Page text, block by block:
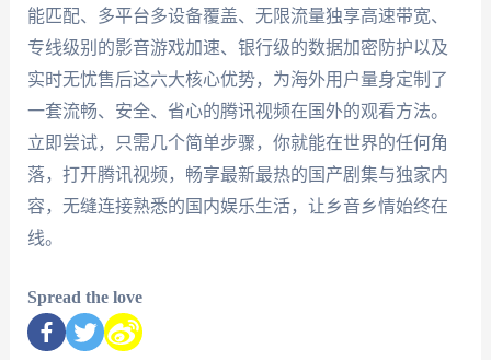
能匹配、多平台多设备覆盖、无限流量独享高速带宽、
专线级别的影音游戏加速、银行级的数据加密防护以及
实时无忧售后这六大核心优势，为海外用户量身定制了
一套流畅、安全、省心的腾讯视频在国外的观看方法。
立即尝试，只需几个简单步骤，你就能在世界的任何角
落，打开腾讯视频，畅享最新最热的国产剧集与独家内
容，无缝连接熟悉的国内娱乐生活，让乡音乡情始终在
线。
Spread the love